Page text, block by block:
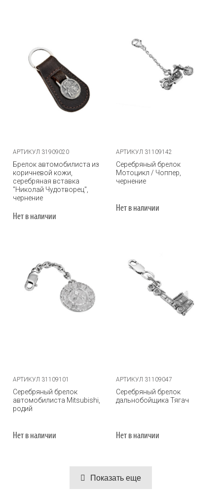
АРТИКУЛ 31909020
Брелок автомобилиста из
коричневой кожи,
серебряная вставка
"Николай Чудотворец",
чернение
Нет в наличии
АРТИКУЛ 31109142
Серебряный брелок
Мотоцикл / Чоппер,
чернение
Нет в наличии
АРТИКУЛ 31109101
Серебряный брелок
автомобилиста Mitsubishi,
родий
Нет в наличии
АРТИКУЛ 31109047
Серебряный брелок
дальнобойщика Тягач
Нет в наличии
Показать еще